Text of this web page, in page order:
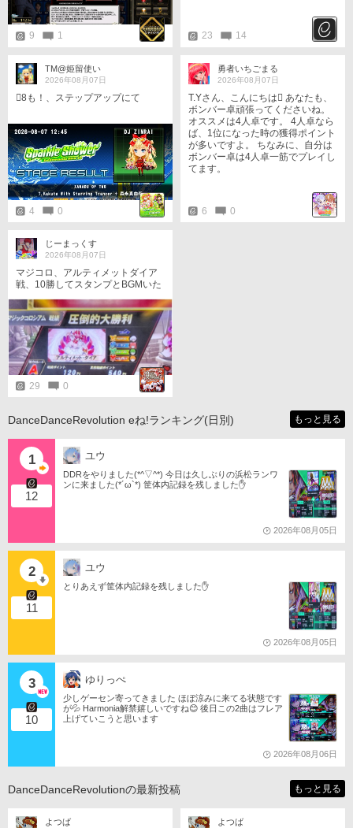
9 1 23 14
TM@姫留使い
2026年08月07日
󾭨︎8も！、ステップアップにて
4 0
勇者いちごまる
2026年08月07日
T.Yさん、こんにちは󾇒 あなたも、
ボンバー卓頑張ってくださいね。
オススメは4人卓です。 4人卓なら
ば、1位になった時の獲得ポイント
が多いですよ。 ちなみに、自分は
ボンバー卓は4人卓一筋でプレイし
てます。
6 0
じーまっくす
2026年08月07日
マジコロ、アルティメットダイア
戦、10勝してスタンプとBGMいた
だきました😄🎶。
29 0
DanceDanceRevolution eね!ランキング(日別) もっと見る
1
12
ユウ
DDRをやりました(*^▽^*) 今日は久しぶりの浜松ランワ
ンに来ました(*´ω`*) 筐体内記録を残しました✋️
2026年08月05日
2
11
ユウ
とりあえず筐体内記録を残しました✋️
2026年08月05日
3
10
ゆりっぺ
少しゲーセン寄ってきました ほぼ涼みに来てる状態です
が💦 Harmonia解禁嬉しいですね😊 後日この2曲はフレア
上げていこうと思います
2026年08月06日
DanceDanceRevolutionの最新投稿 もっと見る
よつば よつば